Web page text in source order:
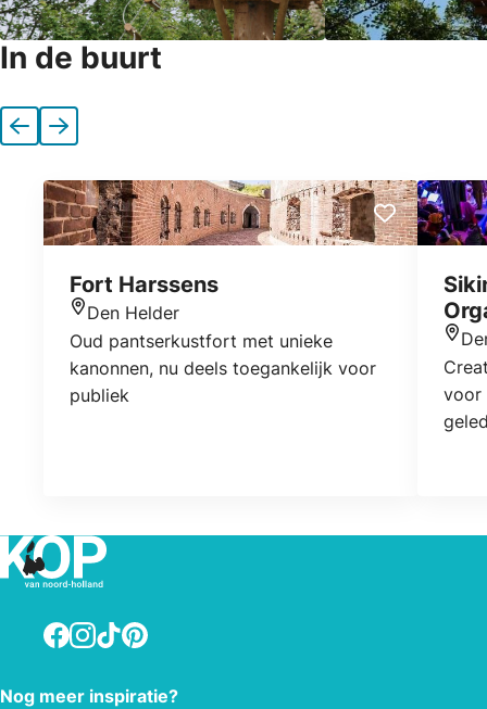
In de buurt
VorigeVolgende
Fort Harssens
Locatie
Den Helder
Oud pantserkustfort met unieke
kanonnen, nu deels toegankelijk voor
publiek
voor
Facebook
Instagram
TikTokPinterest
Nog meer inspiratie?